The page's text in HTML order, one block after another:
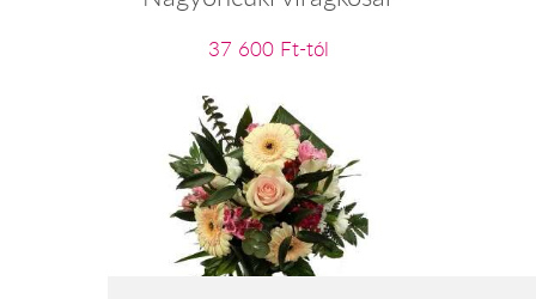
37 600 Ft-tól